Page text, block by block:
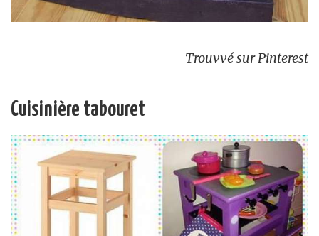
Trouvvé sur Pinterest
Cuisinière tabouret